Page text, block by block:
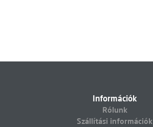
Információk
Rólunk
Szállítási információk